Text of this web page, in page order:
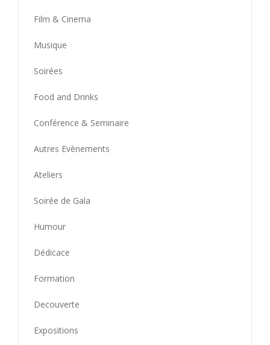
Film & Cinema
Musique
Soirées
Food and Drinks
Conférence & Seminaire
Autres Evènements
Ateliers
Soirée de Gala
Humour
Dédicace
Formation
Decouverte
Expositions